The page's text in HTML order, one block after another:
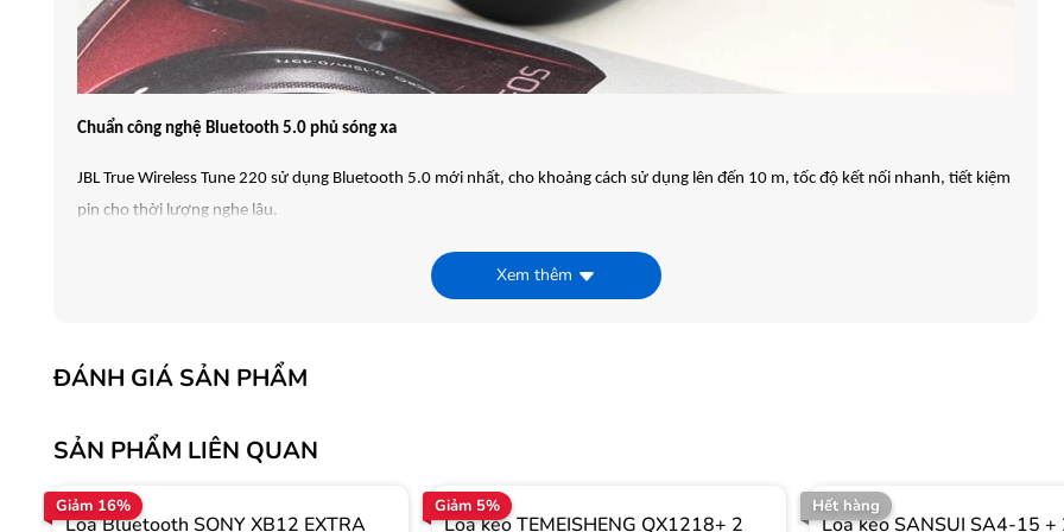
Chuẩn công nghệ Bluetooth 5.0 phủ sóng xa
JBL True Wireless Tune 220 sử dụng Bluetooth 5.0 mới nhất, cho khoảng cách sử dụng lên đến 10 m, tốc độ kết nối nhanh, tiết kiệm
pin cho thời lượng nghe lâu.
Xem thêm
ĐÁNH GIÁ SẢN PHẨM
SẢN PHẨM LIÊN QUAN
Giảm 16%
Loa Bluetooth SONY XB12 EXTRA
Giảm 5%
Loa kéo TEMEISHENG QX1218+ 2
Hết hàng
Loa kéo SANSUI SA4-15 +